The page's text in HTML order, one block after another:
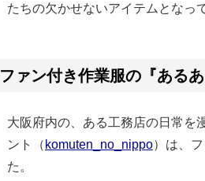
たちの欠かせないアイテムとなっ
ファン付き作業服の『あるあ
大阪府内の、ある工務店の日常を
ント（ komuten_no_nippo）は、
た。